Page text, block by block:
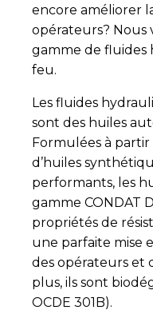
encore améliorer
opérateurs? Nous
gamme de fluides
feu.
Les fluides
sont des huiles
Formulées à partir
d’huiles
performants, les
gamme CONDAT
propriétés de
une parfaite mise
des opérateurs et
plus, ils sont
OCDE 301B).